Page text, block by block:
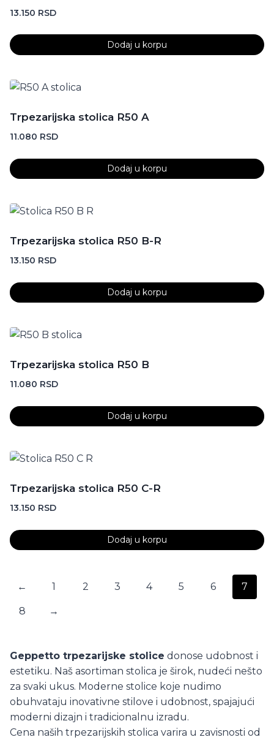
13.150 RSD
Dodaj u korpu
Trpezarijska stolica R50 A
11.080 RSD
Dodaj u korpu
Trpezarijska stolica R50 B-R
13.150 RSD
Dodaj u korpu
Trpezarijska stolica R50 B
11.080 RSD
Dodaj u korpu
Trpezarijska stolica R50 C-R
13.150 RSD
Dodaj u korpu
← 1 2 3 4 5 6 7
8 →
donose udobnost i estetiku. Naš asortiman stolica je
Geppetto trpezarijske stolice donose udobnost i
estetiku. Naš asortiman stolica je širok, nudeći nešto
za svaki ukus. Moderne stolice koje nudimo
obuhvataju inovativne stilove i udobnost, spajajući
moderni dizajn i tradicionalnu izradu.
Cena naših trpezarijskih stolica varira u zavisnosti od